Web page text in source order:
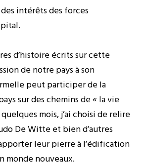
intérêts des forces
d’histoire écrits sur cette
de notre pays à son
peut participer de la
sur des chemins de « la vie
mois, j’ai choisi de relire
De Witte et bien d’autres
leur pierre à l’édification
monde nouveaux.